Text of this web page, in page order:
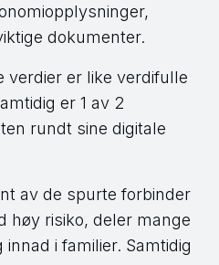
dokumenter.
verdier er like verdifulle
er 1 av 2
rundt sine digitale
av de spurte forbinder
høy risiko, deler mange
i familier. Samtidig